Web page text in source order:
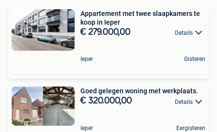
Appartement met twee slaapkamers te
koop in Ieper
€ 279.000,00 Details
Ieper Gisteren
Goed gelegen woning met werkplaats.
€ 320.000,00 Details
Ieper Eergisteren